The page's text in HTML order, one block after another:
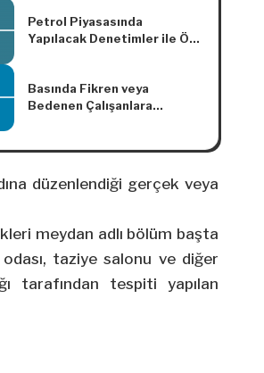
Petrol Piyasasında
Yapılacak Denetimler ile Ön
Edilecek Usul ve Esaslar
Hakkında Yönetmelikte
Basında Fikren veya
Bedenen Çalışanlara
Hakkında 18 Kasım 1977
Kurul Kararının 6, 8 ve 9
214)
düzenlendiği gerçek veya
meydan adlı bölüm başta
taziye salonu ve diğer
tarafından tespiti yapılan